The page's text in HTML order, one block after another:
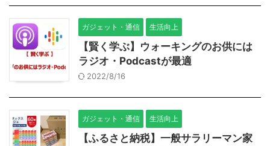
ガジェット・通信 生活向上
【賢く学ぶ】ウォーキングのお供には
ラジオ・Podcastが最適
2022/8/16
ガジェット・通信 生活向上
【ふるさと納税】一般サラリーマン家